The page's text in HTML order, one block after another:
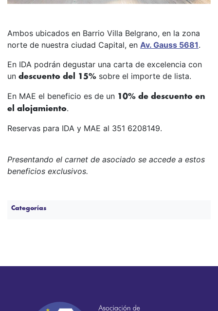
Ambos ubicados en Barrio Villa Belgrano, en la zona
norte de nuestra ciudad Capital, en Av. Gauss 5681.
En IDA podrán degustar una carta de excelencia con
un descuento del 15% sobre el importe de lista.
En MAE el beneficio es de un 10% de descuento en
el alojamiento.
Reservas para IDA y MAE al 351 6208149.
Presentando el carnet de asociado se accede a estos
beneficios exclusivos.
Categorías